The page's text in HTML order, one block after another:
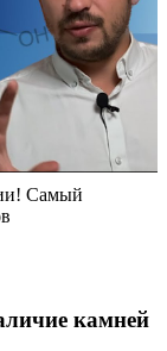
Самый
камней